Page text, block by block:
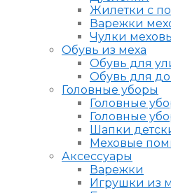
Жилетки с
Варежки
Чулки
Обувь из меха
Обувь для
Обувь для
Головные уборы
Головные
Головные
Шапки
Меховые
Аксессуары
Варежки
Игрушки из